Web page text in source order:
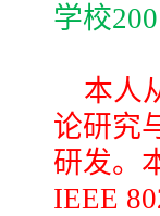
学校
本人
论研究
研发。
IEEE